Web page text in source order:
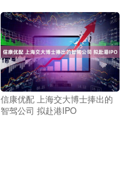
信康优配 上海交大博士捧出的
智驾公司 拟赴港IPO